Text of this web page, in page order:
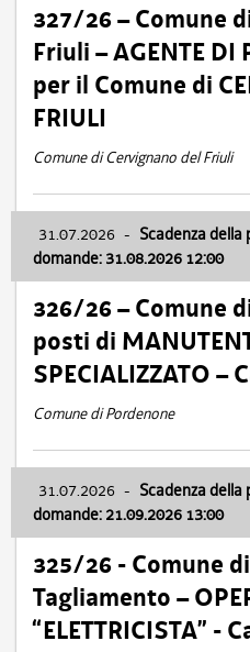
327/26 – Comune
Friuli – AGENTE DI
per il Comune di
FRIULI
Comune di Cervignano del Friuli
31.07.2026 - Scadenza
domande: 31.08.2026 12:00
326/26 – Comune
posti di
SPECIALIZZATO –
Comune di Pordenone
31.07.2026 - Scadenza
domande: 21.09.2026 13:00
325/26 - Comune
Tagliamento –
“ELETTRICISTA” -